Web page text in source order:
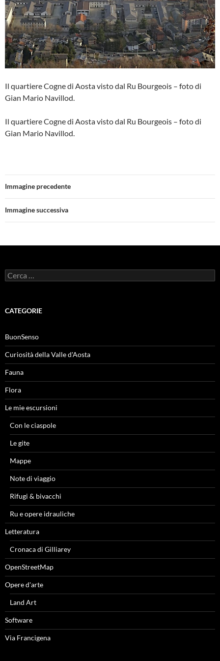
Il quartiere Cogne di Aosta visto dal Ru Bourgeois – foto di
Gian Mario Navillod.
Il quartiere Cogne di Aosta visto dal Ru Bourgeois – foto di
Gian Mario Navillod.
Immagine precedente
Immagine successiva
Ricerca
per:
CATEGORIE
BuonSenso
Curiosità della Valle d'Aosta
Fauna
Flora
Le mie escursioni
Con le ciaspole
Le gite
Mappe
Note di viaggio
Rifugi & bivacchi
Ru e opere idrauliche
Letteratura
Cronaca di Gilliarey
OpenStreetMap
Opere d'arte
Land Art
Software
Via Francigena